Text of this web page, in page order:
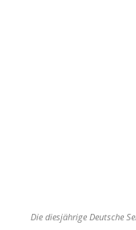
Die diesjährige Deutsche